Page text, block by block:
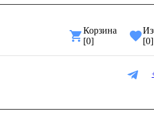
Корзина
[0]
[0]